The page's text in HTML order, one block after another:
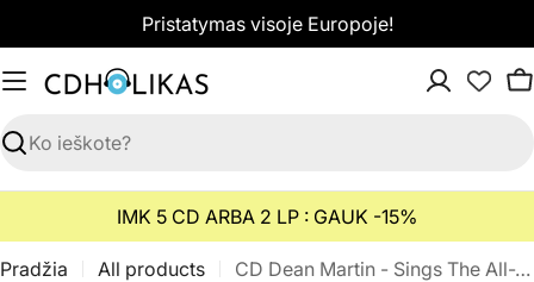
prie
turinio
Pristatymas visoje Europoje!
Paieška
IMK 5 CD ARBA 2 LP : GAUK -15%
Pradžia All products CD Dean Martin - Sings The All-Time Hits